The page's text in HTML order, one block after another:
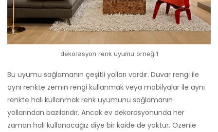
dekorasyon renk uyumu örneği1
Bu uyumu sağlamanın çeşitli yolları vardır. Duvar rengi ile
aynı renkte zemin rengi kullanmak veya mobilyalar ile aynı
renkte halı kullanmak renk uyumunu sağlamanın
yollarından bazılarıdır. Ancak ev dekorasyonunda her
zaman halı kullanacağız diye bir kaide de yoktur. Özenle